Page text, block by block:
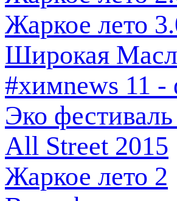
Жаркое лето
Широкая
#химnews 11 -
Эко
All Street 2015
Жаркое лето 2